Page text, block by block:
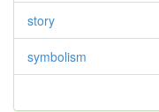
story
symbolism